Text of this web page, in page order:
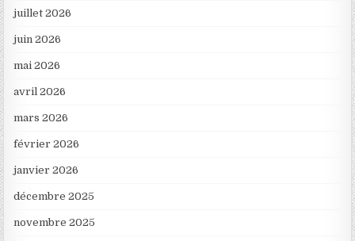
juillet 2026
juin 2026
mai 2026
avril 2026
mars 2026
février 2026
janvier 2026
décembre 2025
novembre 2025